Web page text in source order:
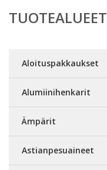
TUOTEALUEET
Aloituspakkaukset
Alumiinihenkarit
Ämpärit
Astianpesuaineet